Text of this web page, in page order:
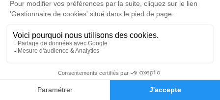
Faire-part Hommages
Je rends hommage
Cérémonie
852 AV DE LA ROCHE PARNALE